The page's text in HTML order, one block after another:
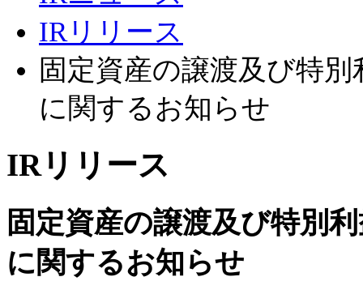
IRリリース
固定資産の譲渡及び特
に関するお知らせ
IRリリース
固定資産の譲渡及び特別
に関するお知らせ